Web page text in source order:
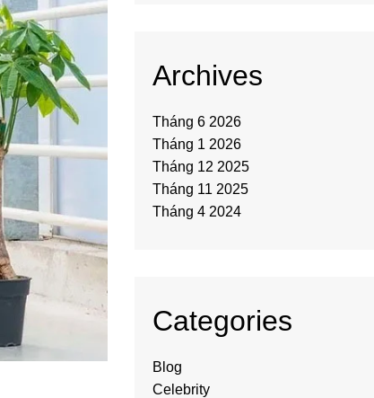
Archives
Tháng 6 2026
Tháng 1 2026
Tháng 12 2025
Tháng 11 2025
Tháng 4 2024
Categories
Blog
Celebrity